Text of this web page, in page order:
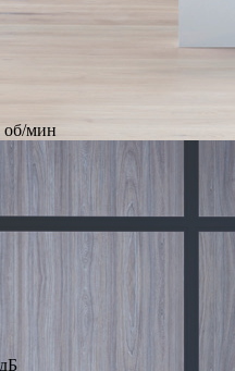
об/мин